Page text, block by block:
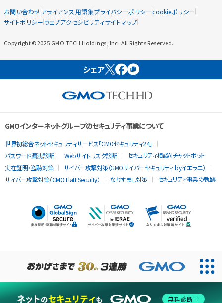
お問い合わせアライアンス 用語集プライバシーポリシーcookieポリシー
サイトポリシー ウェブアクセシビリティサイトマップ
Copyright ©2025 GMO TECH Holdings, Inc. All Rights Reserved.
シェア
GMOインターネットグループのセキュリティ事業について
世界初総合ネットセキュリティサービス「GMOセキュリティ24」
パスワード漏洩診断
Webサイトリスク診断
セキュリティ相談AIチャットボット
実在証明・盗聴対策
サイバー攻撃対策（GMOサイバーセキュリティ byイエラエ）
サイバー攻撃対策（GMO Flatt Security）
なりすまし対策 セキュリティ事業の軌跡
当ウェブサイトでは、サービスの提供および品質向上とトラフィッ
同意する
Cookieポリシー 無料診断